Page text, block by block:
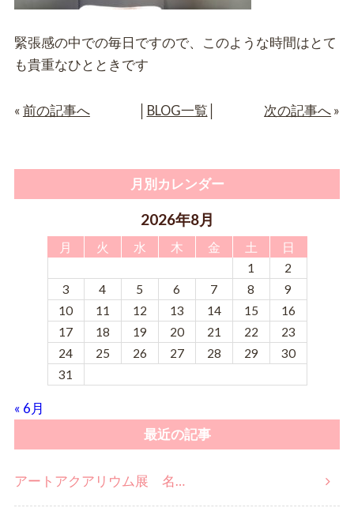
緊張感の中での毎日ですので、このような時間はとて
も貴重なひとときです
« 前の記事へ BLOG一覧 次の記事へ »
月別カレンダー
2026年8月
月 火 水 木 金 土
日
1
2
3
4 5 6 7 8
9
10
11 12 13 14 15
16
17
18 19 20 21 22
23
24
25 26 27 28 29
30
31
« 6月
最近の記事
アートアクアリウム展 名…